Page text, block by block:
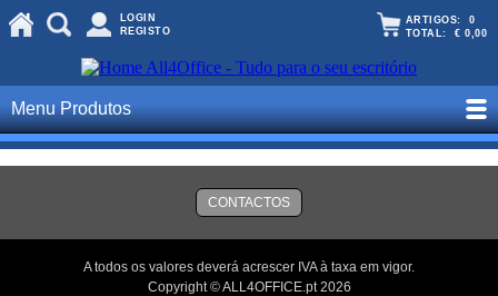
LOGIN
REGISTO
ARTIGOS: 0
TOTAL: € 0,00
Menu Produtos
CONTACTOS
A todos os valores deverá acrescer IVA à taxa em vigor.
Copyright © ALL4OFFICE.pt 2026